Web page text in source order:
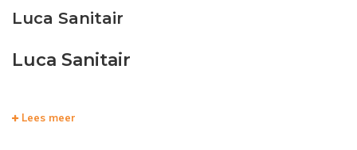
Luca Sanitair
Luca Sanitair
Lees meer